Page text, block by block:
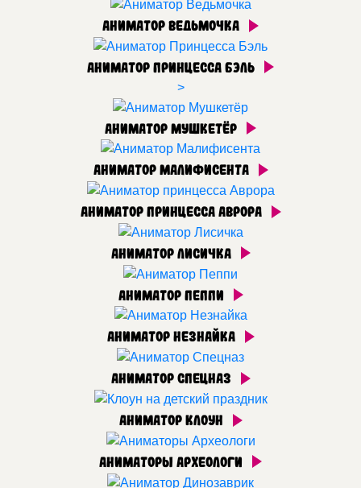
Аниматор Ведьмочка
Аниматор Принцесса Бэль
>
Аниматор Мушкетёр
Аниматор Малифисента
Аниматор принцесса Аврора
Аниматор Лисичка
Аниматор Пеппи
Аниматор Незнайка
Аниматор Спецназ
Аниматор Клоун
Аниматоры Археологи